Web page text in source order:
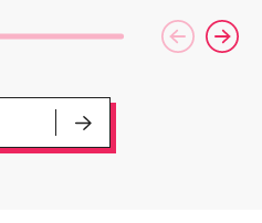
6」の紹介でした ・ 特
徴としては ☆軽量かつ
搭載し、推進力を向上さ
せました！
☆ASICSGRIPを前足部に
追加し、グリップ力を向
いたしま
22:00